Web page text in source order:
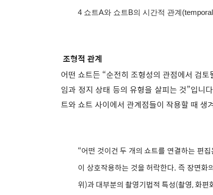
4 쇼트A와 쇼트B의 시간적 관계
조형적 관계
어떤 쇼트든 “순전히 조형성의 관점에서 검
임과 정지 상태 등의 유형을 살피는 것”입니
트와 쇼트 사이에서 관계점들이 작용할 때 생
“어떤 것이건 두 개의 쇼트를 연결하는 편
이 상호작용하는 것을 허락한다. 즉 장면화
위)과 대부분의 촬영기법적 특성(촬영, 화